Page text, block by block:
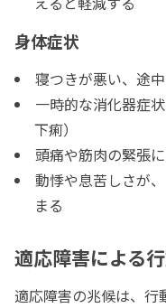
身体症状
寝つきが悪い、途
一時的な消化器症
下痢）
頭痛や筋肉の緊張
動悸や息苦しさが
まる
適応障害による
適応障害の兆候は、行